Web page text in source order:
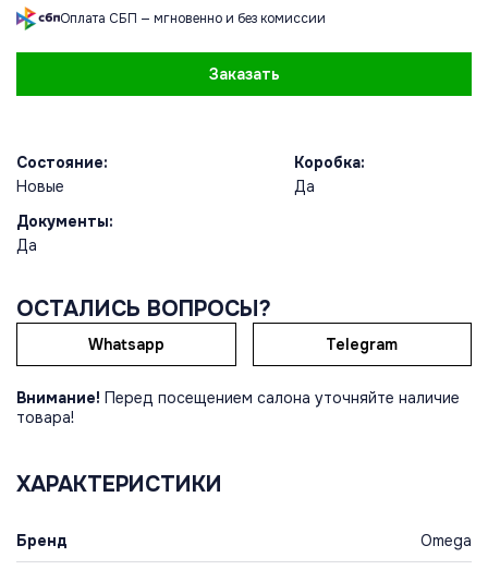
Оплата СБП — мгновенно и без комиссии
Заказать
Состояние:
Новые
Коробка:
Да
Документы:
Да
ОСТАЛИСЬ ВОПРОСЫ?
Whatsapp Telegram
Внимание! Перед посещением салона уточняйте наличие
товара!
ХАРАКТЕРИСТИКИ
Бренд Omega